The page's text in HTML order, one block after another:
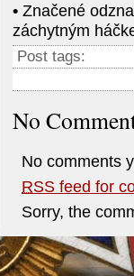
• Značené
záchytným
Post tags:
No
No comments
RSS feed for
Sorry, the